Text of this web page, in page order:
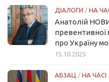
ДІАЛОГИ / НА
Анатолій
превентивної
про Україну
15.10.2025
АБЗАЦ / НА ЧАСІ